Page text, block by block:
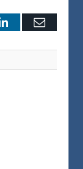
LinkedInEmail